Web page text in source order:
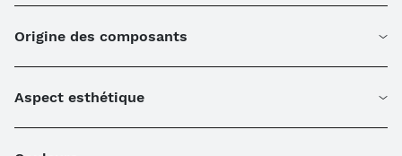
Origine des composants
Aspect esthétique